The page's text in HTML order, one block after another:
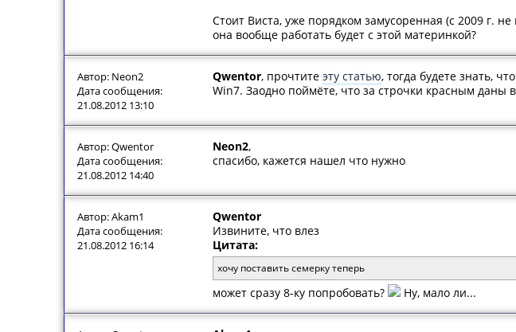
Стоит Виста, уже порядком замусоренная (с 2009 г.
она вообще работать будет с этой материнкой?
Автор: Neon2
Дата сообщения:
21.08.2012 13:10
Qwentor, прочтите эту статью, тогда будете знать,
Win7. Заодно поймёте, что за строчки красным даны
Автор: Qwentor
Дата сообщения:
21.08.2012 14:40
Neon2,
спасибо, кажется нашел что нужно
Автор: Akam1
Дата сообщения:
21.08.2012 16:14
Qwentor
Извините, что влез
Цитата:
хочу поставить семерку теперь
может сразу 8-ку попробовать? Ну, мало ли...